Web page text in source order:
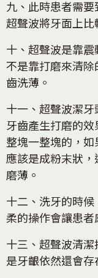
九、此時患者需
超聲波將牙面上比
十、超聲波是靠
不是靠打磨來清
齒洗薄。
十一、超聲波潔
牙齒產生打磨的
整塊一整塊的，
應該是成粉末狀
磨薄。
十二、洗牙的時
柔的操作會讓患者
十三、超聲波清
是牙齦依然還會存